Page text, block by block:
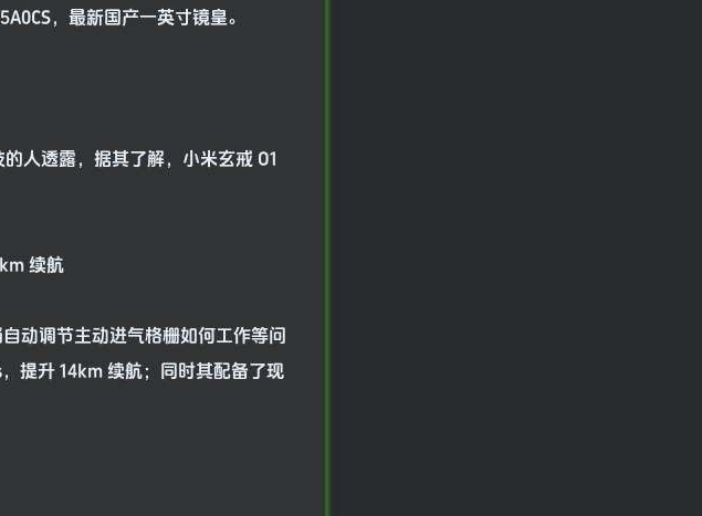
，最新国产一英寸镜皇。
人透露，据其了解，小米玄戒 O1
续航
动调节主动进气格栅如何工作等问
提升 14km 续航；同时其配备了现